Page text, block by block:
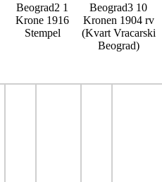
Beograd2 1
Krone 1916
Stempel
Beograd3 10
Kronen 1904 rv
(Kvart Vracarski
Beograd)